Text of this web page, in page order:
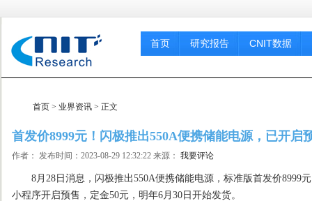
首页 研究报告 CNIT数据
首页 > 业界资讯 > 正文
首发价8999元！闪极推出550A便携储能电源，已开启
作者： 发布时间：2023-08-29 12:32:22 来源： 我要评论
8月28日消息，闪极推出550A便携储能电源，标准版首发价8999元
小程序开启预售，定金50元，明年6月30日开始发货。